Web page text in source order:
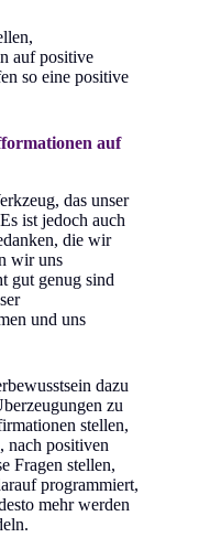
auf positive
so eine positive
auf
das unser
ist jedoch auch
die wir
wir uns
gut genug sind
und uns
dazu
zu
stellen,
nach positiven
Fragen stellen,
programmiert,
mehr werden